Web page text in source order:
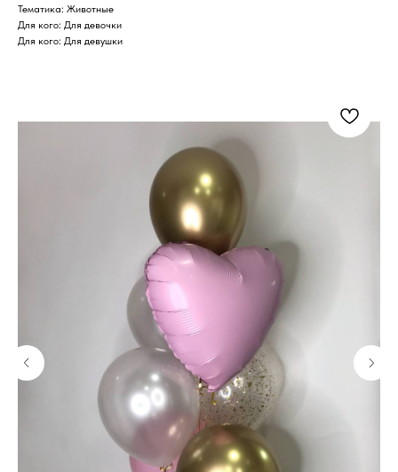
Тематика: Животные
Для кого: Для девочки
Для кого: Для девушки